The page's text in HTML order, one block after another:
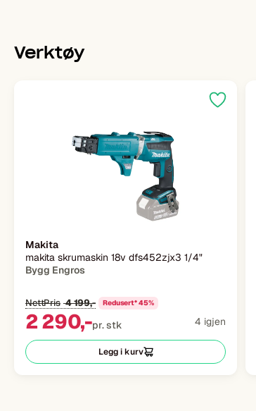
Verktøy
Makita
makita skrumaskin 18v dfs452zjx3 1/4"
Bygg Engros
NettPris 4 199,- Redusert* 45%
2 290,-pr. stk 4 igjen
Legg i kurv